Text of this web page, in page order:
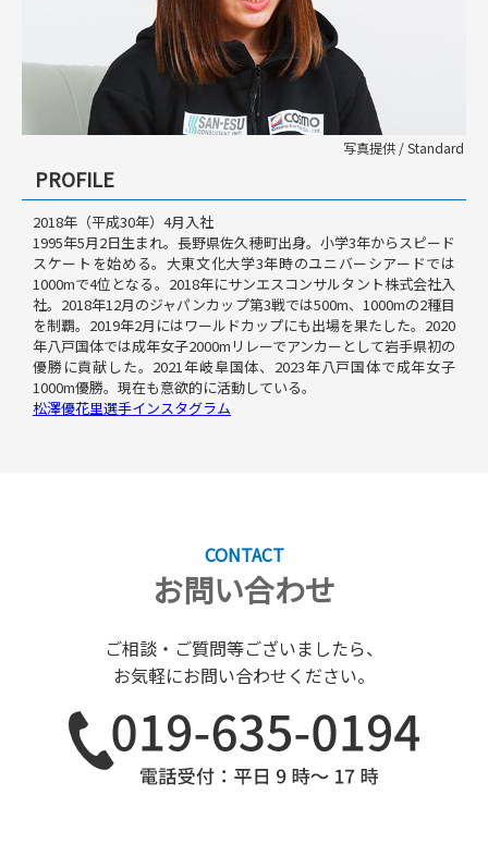
写真提供 / Standard
PROFILE
2018年（平成30年）4月入社
1995年5月2日生まれ。長野県佐久穂町出身。小学3年からスピード
スケートを始める。大東文化大学3年時のユニバーシアードでは
1000mで4位となる。2018年にサンエスコンサルタント株式会社入
社。2018年12月のジャパンカップ第3戦では500m、1000mの2種目
を制覇。2019年2月にはワールドカップにも出場を果たした。2020
年八戸国体では成年女子2000mリレーでアンカーとして岩手県初の
優勝に貢献した。2021年岐阜国体、2023年八戸国体で成年女子
1000m優勝。現在も意欲的に活動している。
松澤優花里選手インスタグラム
CONTACT
お問い合わせ
ご相談・ご質問等ございましたら、
お気軽にお問い合わせください。